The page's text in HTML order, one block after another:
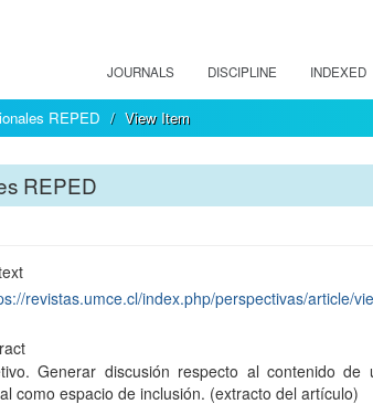
JOURNALS DISCIPLINE INDEXED
REPED View Item
REPED
revistas.umce.cl/index.php/perspectivas/article/
Generar discusión respecto al contenido de
como espacio de inclusión. (extracto del artículo)